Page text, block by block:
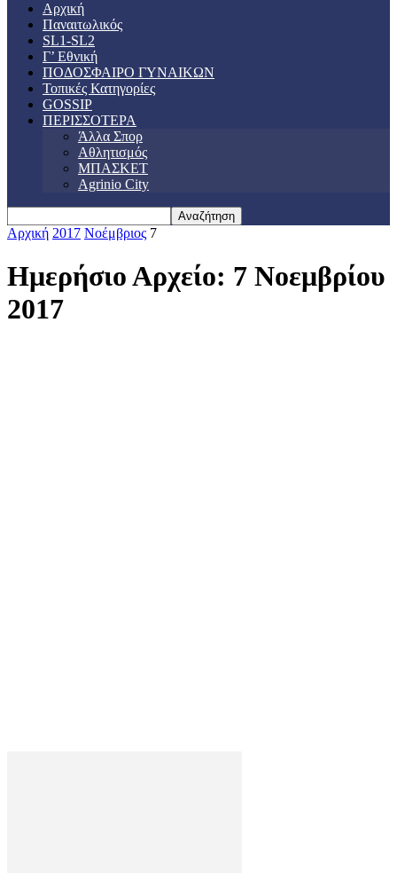
Αρχική
Παναιτωλικός
SL1-SL2
Γ’ Εθνική
ΠΟΔΟΣΦΑΙΡΟ ΓΥΝΑΙΚΩΝ
Τοπικές Κατηγορίες
GOSSIP
ΠΕΡΙΣΣΟΤΕΡΑ
Άλλα Σπορ
Αθλητισμός
ΜΠΑΣΚΕΤ
Agrinio City
Αρχική 2017 Νοέμβριος 7
Ημερήσιο Αρχείο: 7 Νοεμβρίου
2017